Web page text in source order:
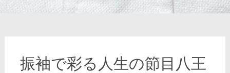
振袖で彩る人生の節目八王